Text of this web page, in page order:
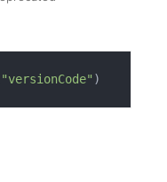
"versionCode" )